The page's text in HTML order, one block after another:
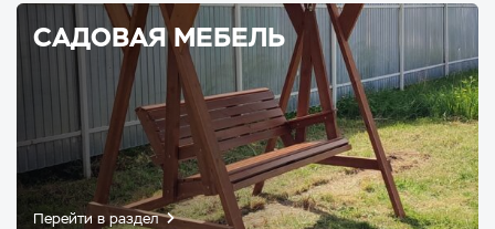
САДОВАЯ МЕБЕЛЬ
Перейти в раздел